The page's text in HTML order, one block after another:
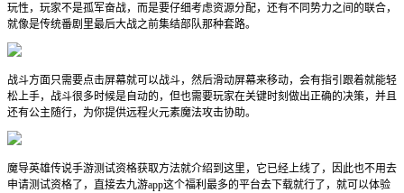
玩性，玩家不是孤军奋战，而是要仔细考虑资源分配，还有不同势力之间的联合，
就像是传统番剧里最后大战之前集结部队那种套路。
战斗方面只需要点击屏幕就可以战斗，然后滑动屏幕来移动，会有指引跟着就能轻
松上手，战斗很多时候是自动的，但也需要玩家在关键时刻做出正确的决策，并且
还有公主随行，为你提供远程火元素魔法攻击协助。
魔导英雄传说手游测试资格获取方法就介绍到这里，它已经上线了，因此也不用去
申请测试资格了，直接去九游app这个福利最多的平台去下载就行了，就可以体验